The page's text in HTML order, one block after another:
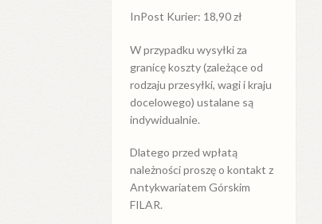
InPost Kurier: 18,90 zł
W przypadku wysyłkiza
granicękoszty (zależące od
rodzaju przesyłki, wagi i kraju
docelowego) ustalane są
indywidualnie.
Dlatego przed wpłatą
należności proszę o kontakt z
Antykwariatem Górskim
FILAR.